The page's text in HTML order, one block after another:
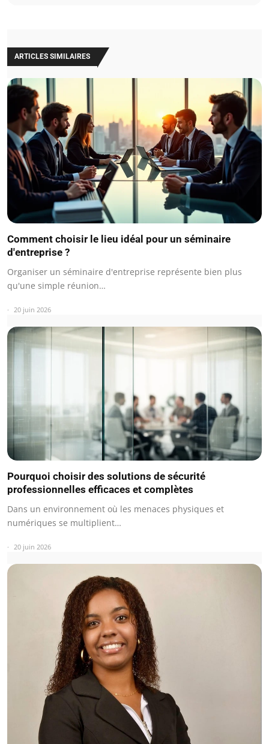
ARTICLES SIMILAIRES
Comment choisir le lieu idéal pour un séminaire
d'entreprise ?
Organiser un séminaire d'entreprise représente bien plus
qu'une simple réunion…
20 juin 2026
Pourquoi choisir des solutions de sécurité
professionnelles efficaces et complètes
Dans un environnement où les menaces physiques et
numériques se multiplient…
20 juin 2026